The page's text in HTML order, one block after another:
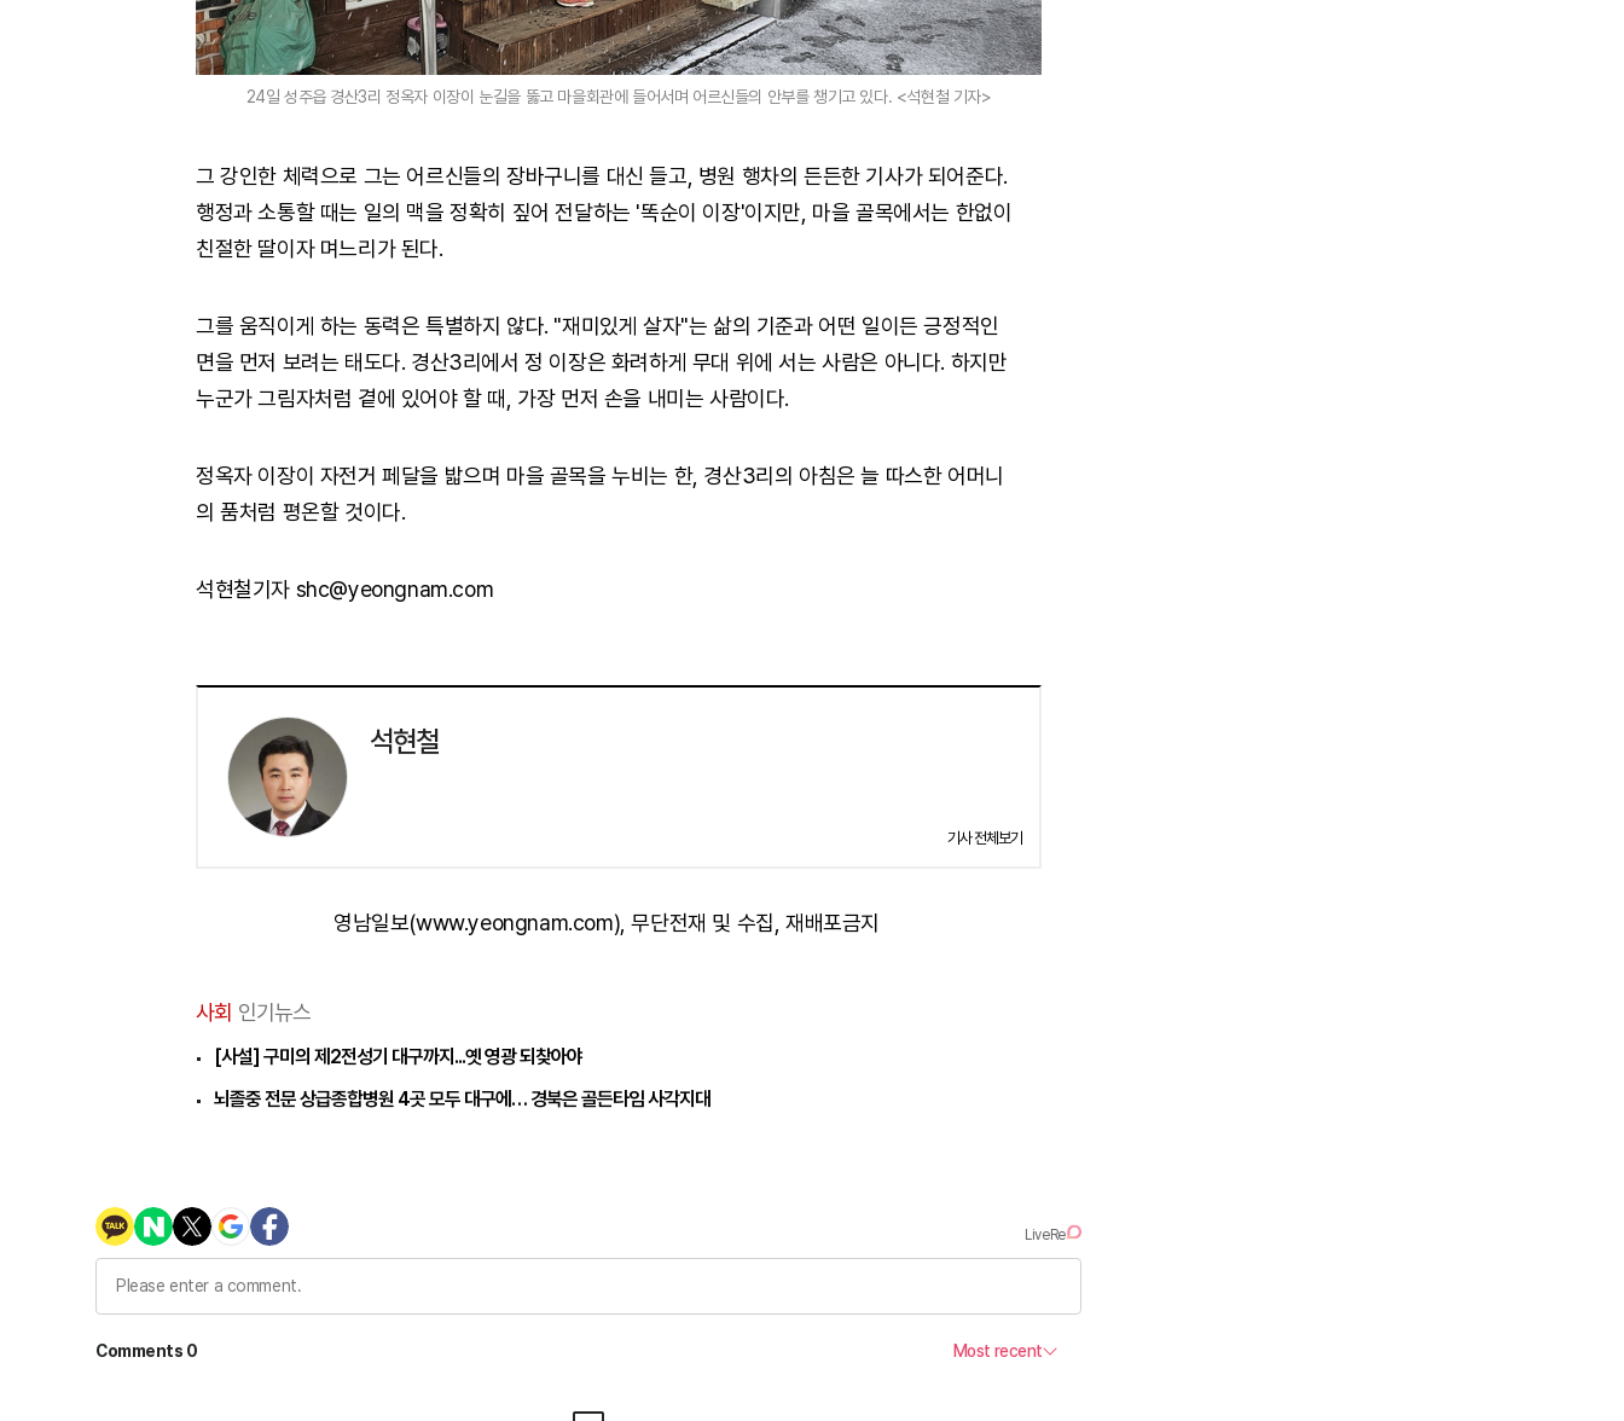
24일 성주읍 경산3리 정옥자 이장이 눈길을 뚫고 마을회관에 들어서며 어르신들의 안부를 챙기고 있다. <석현철 기자>
그 강인한 체력으로 그는 어르신들의 장바구니를 대신 들고, 병원 행차의 든든한 기사가 되어준다.
행정과 소통할 때는 일의 맥을 정확히 짚어 전달하는 '똑순이 이장'이지만, 마을 골목에서는 한없이
친절한 딸이자 며느리가 된다.
그를 움직이게 하는 동력은 특별하지 않다. "재미있게 살자"는 삶의 기준과 어떤 일이든 긍정적인
면을 먼저 보려는 태도다. 경산3리에서 정 이장은 화려하게 무대 위에 서는 사람은 아니다. 하지만
누군가 그림자처럼 곁에 있어야 할 때, 가장 먼저 손을 내미는 사람이다.
정옥자 이장이 자전거 페달을 밟으며 마을 골목을 누비는 한, 경산3리의 아침은 늘 따스한 어머니
의 품처럼 평온할 것이다.
석현철기자 shc@yeongnam.com
석현철
기사 전체보기
영남일보(www.yeongnam.com), 무단전재 및 수집, 재배포금지
사회 인기뉴스
[사설] 구미의 제2전성기 대구까지...옛 영광 되찾아야
뇌졸중 전문 상급종합병원 4곳 모두 대구에… 경북은 골든타임 사각지대